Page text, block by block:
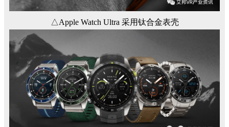
△Apple Watch Ultra 采用钛合金表壳